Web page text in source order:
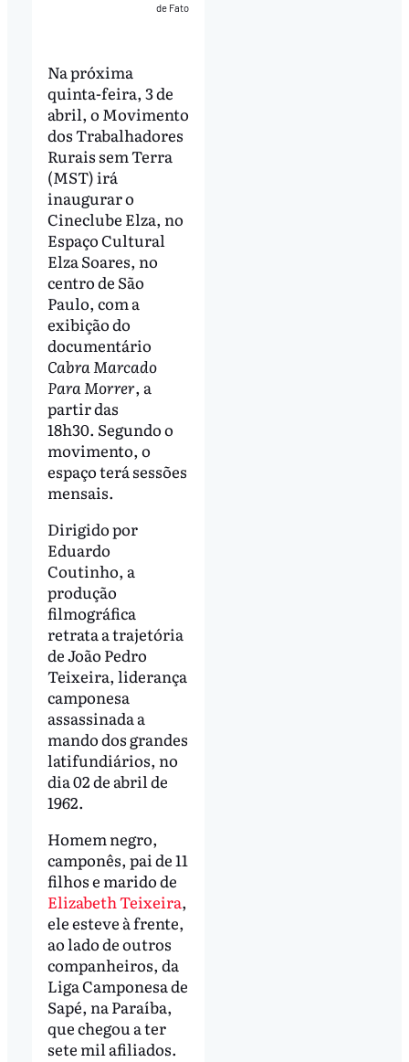
de Fato
Na próxima
quinta-feira, 3 de
abril, o Movimento
dos Trabalhadores
Rurais sem Terra
(MST) irá
inaugurar o
Cineclube Elza, no
Espaço Cultural
Elza Soares, no
centro de São
Paulo, com a
exibição do
documentário
Cabra Marcado
Para Morrer, a
partir das
18h30. Segundo o
movimento, o
espaço terá sessões
mensais.
Dirigido por
Eduardo
Coutinho, a
produção
filmográfica
retrata a trajetória
de João Pedro
Teixeira, liderança
camponesa
assassinada a
mando dos grandes
latifundiários, no
dia 02 de abril de
1962.
Homem negro,
camponês, pai de 11
filhos e marido de
Elizabeth Teixeira,
ele esteve à frente,
ao lado de outros
companheiros, da
Liga Camponesa de
Sapé, na Paraíba,
que chegou a ter
sete mil afiliados.